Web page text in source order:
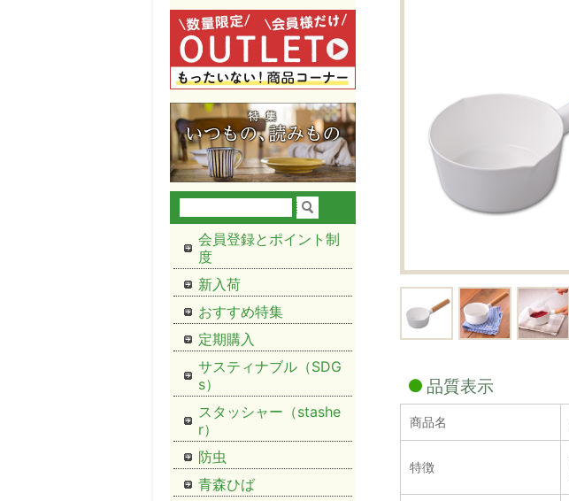
品質表示
商品名
特徴
会員登録とポイント制
度
新入荷
おすすめ特集
定期購入
サスティナブル（SDG
s）
スタッシャー（stashe
r）
防虫
青森ひば